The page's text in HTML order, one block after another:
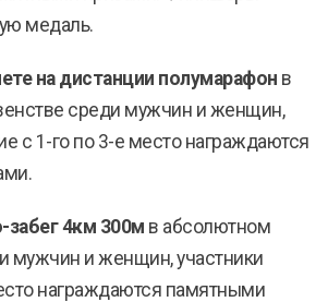
медаль.
на дистанции полумарафон в
среди мужчин и женщин,
с 1-го по 3-е место награждаются
забег 4км 300м в абсолютном
мужчин и женщин, участники
награждаются памятными